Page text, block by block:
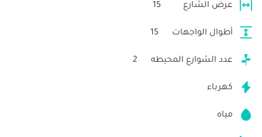
عرض الشارع 15
أطوال الواجهات 15
عدد الشوارع المحيطه 2
كهرباء
مياه